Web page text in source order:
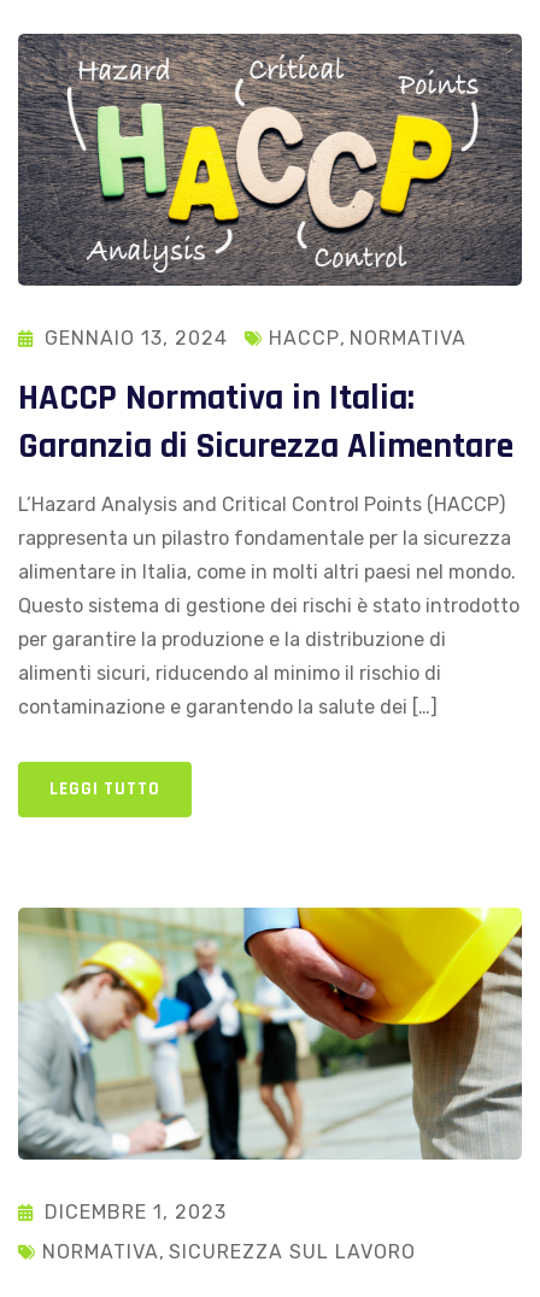
GENNAIO 13, 2024 HACCP, NORMATIVA
HACCP Normativa in Italia:
Garanzia di Sicurezza Alimentare
L’Hazard Analysis and Critical Control Points (HACCP)
rappresenta un pilastro fondamentale per la sicurezza
alimentare in Italia, come in molti altri paesi nel mondo.
Questo sistema di gestione dei rischi è stato introdotto
per garantire la produzione e la distribuzione di
alimenti sicuri, riducendo al minimo il rischio di
contaminazione e garantendo la salute dei […]
LEGGI TUTTO
DICEMBRE 1, 2023
NORMATIVA, SICUREZZA SUL LAVORO